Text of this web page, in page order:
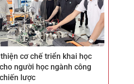
thiện cơ chế triển khai học
người học ngành công
lược